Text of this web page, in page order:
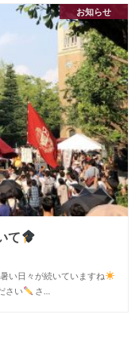
お知らせ
て
暑い日々が続いていますね
さい
さ…